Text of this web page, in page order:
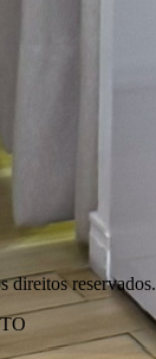
reservados.